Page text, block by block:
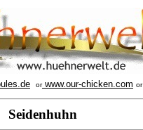
orwww.our-chicken.com or
Seidenhuhn